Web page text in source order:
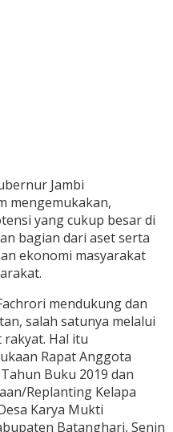
Jambi
mengemukakan,
yang cukup besar di
bagian dari aset serta
ekonomi masyarakat
mendukung dan
salah satunya melalui
Hal itu
Rapat Anggota
Buku 2019 dan
Replanting Kelapa
Karya Mukti
Batanghari, Senin